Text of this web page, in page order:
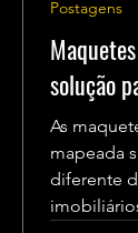
solução
As
mapeada
diferente
Postagens